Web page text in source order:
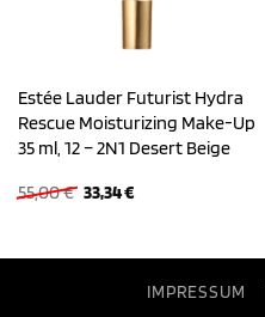
Estée Lauder Futurist Hydra
Rescue Moisturizing Make-Up
35 ml, 12 – 2N1 Desert Beige
55,00€ Ursprünglicher
33,34€Aktueller
IMPRESSUM